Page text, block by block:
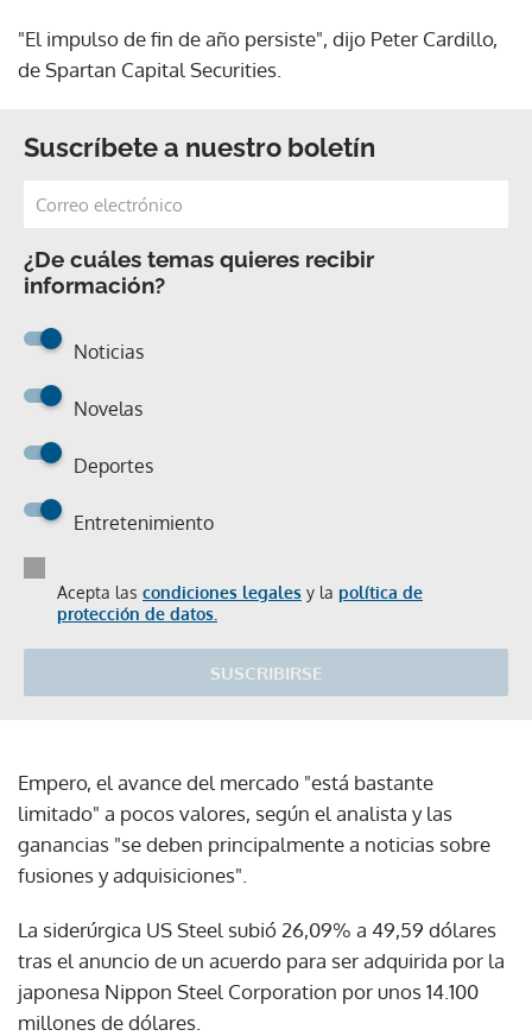
"El impulso de fin de año persiste", dijo Peter Cardillo,
de Spartan Capital Securities.
Suscríbete a nuestro boletín
¿De cuáles temas quieres recibir
información?
Noticias
Novelas
Deportes
Entretenimiento
Acepta las condiciones legales y la política de
protección de datos.
SUSCRIBIRSE
Empero, el avance del mercado "está bastante
limitado" a pocos valores, según el analista y las
ganancias "se deben principalmente a noticias sobre
fusiones y adquisiciones".
La siderúrgica US Steel subió 26,09% a 49,59 dólares
tras el anuncio de un acuerdo para ser adquirida por la
japonesa Nippon Steel Corporation por unos 14.100
millones de dólares.